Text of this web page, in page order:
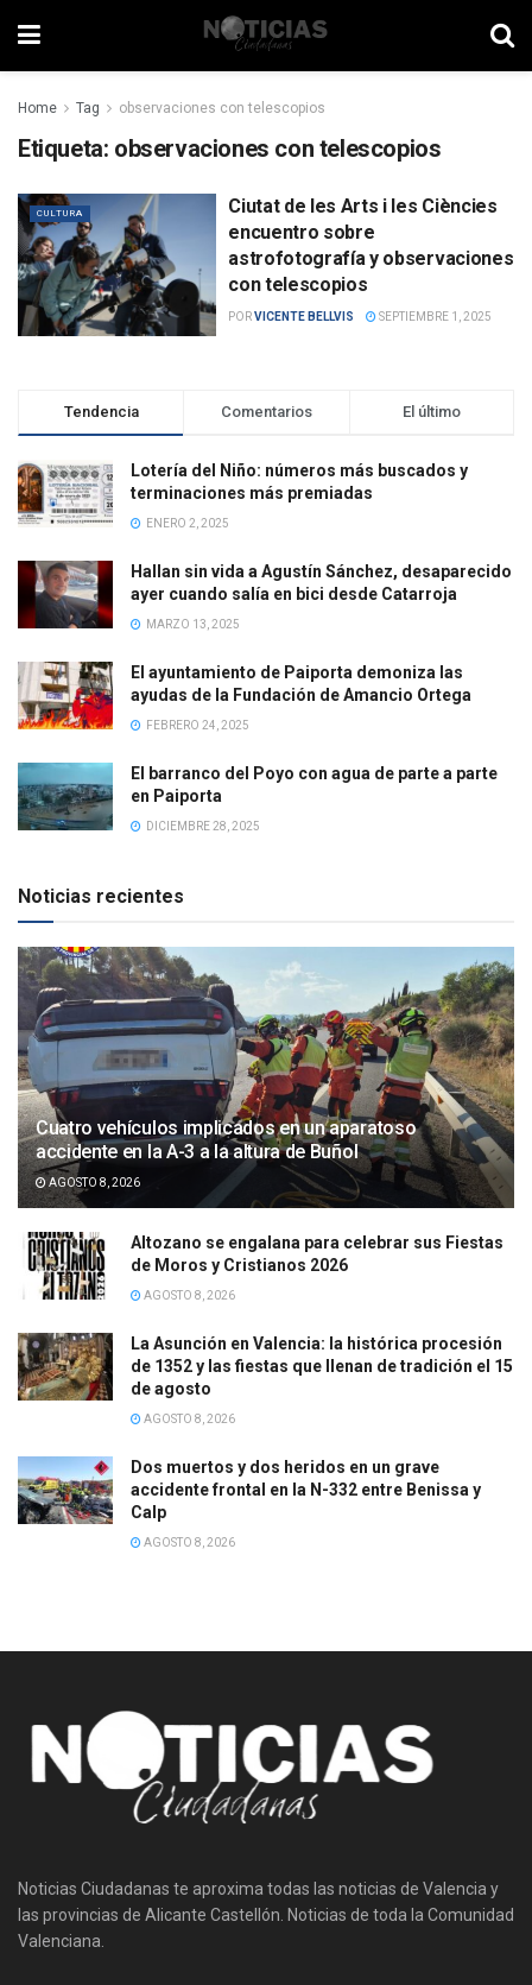
Home Tag observaciones con telescopios
Etiqueta: observaciones con telescopios
CULTURA
Ciutat de les Arts i les Ciències
encuentro sobre
astrofotografía y observaciones
con telescopios
PORVICENTE BELLVIS SEPTIEMBRE 1, 2025
Tendencia Comentarios El último
Lotería del Niño: números más buscados y
terminaciones más premiadas
ENERO 2, 2025
Hallan sin vida a Agustín Sánchez, desaparecido
ayer cuando salía en bici desde Catarroja
MARZO 13, 2025
El ayuntamiento de Paiporta demoniza las
ayudas de la Fundación de Amancio Ortega
FEBRERO 24, 2025
El barranco del Poyo con agua de parte a parte
en Paiporta
DICIEMBRE 28, 2025
Noticias recientes
Cuatro vehículos implicados en un aparatoso
accidente en la A-3 a la altura de Buñol
AGOSTO 8, 2026
Altozano se engalana para celebrar sus Fiestas
de Moros y Cristianos 2026
AGOSTO 8, 2026
La Asunción en Valencia: la histórica procesión
de 1352 y las fiestas que llenan de tradición el 15
de agosto
AGOSTO 8, 2026
Dos muertos y dos heridos en un grave
accidente frontal en la N-332 entre Benissa y
Calp
AGOSTO 8, 2026
Noticias Ciudadanas te aproxima todas las noticias de Valencia y
las provincias de Alicante Castellón. Noticias de toda la Comunidad
Valenciana.